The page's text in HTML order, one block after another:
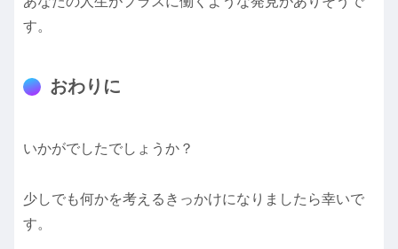
す。
おわりに
いかがでしたでしょうか？
少しでも何かを考えるきっかけになりましたら幸いで
す。